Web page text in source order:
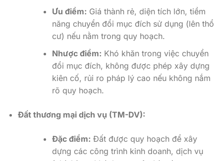
Ưu điểm: Giá thành rẻ, diện tích lớn, tiềm
năng chuyển đổi mục đích sử dụng (lên thổ
cư) nếu nằm trong quy hoạch.
Nhược điểm: Khó khăn trong việc chuyển
đổi mục đích, không được phép xây dựng
kiên cố, rủi ro pháp lý cao nếu không nắm
rõ quy hoạch.
Đất thương mại dịch vụ (TM-DV):
Đặc điểm: Đất được quy hoạch để xây
dựng các công trình kinh doanh, dịch vụ